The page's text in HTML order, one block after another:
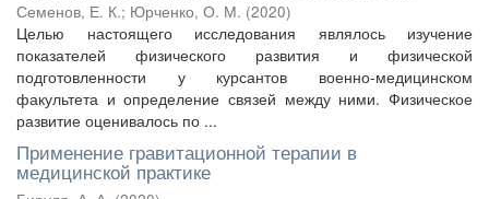
Семенов, Е. К.; Юрченко, О. М. (2020)
Целью настоящего исследования являлось изучение
показателей физического развития и физической
подготовленности у курсантов военно-медицинском
факультета и определение связей между ними. Физическое
развитие оценивалось по ...
Применение гравитационной терапии в
медицинской практике